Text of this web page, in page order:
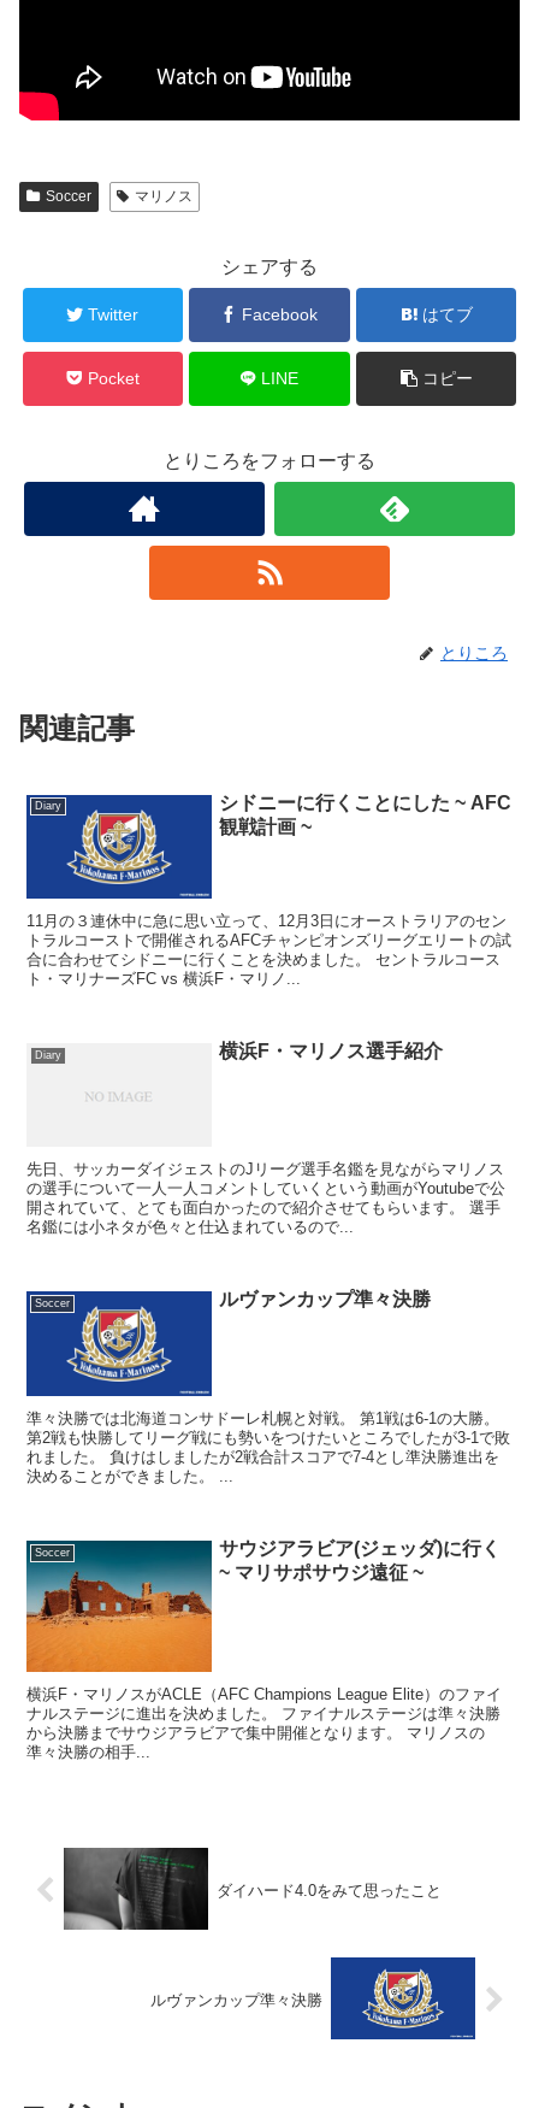
Soccer マリノス
シェアする
Twitter Facebook はてブ
Pocket LINE コピー
とりころをフォローする
とりころ
関連記事
Diary
シドニーに行くことにした ~ AFC
観戦計画 ~
11月の３連休中に急に思い立って、12月3日にオーストラリアのセン
トラルコーストで開催されるAFCチャンピオンズリーグエリートの試
合に合わせてシドニーに行くことを決めました。 セントラルコース
ト・マリナーズFC vs 横浜F・マリノ...
Diary 横浜F・マリノス選手紹介
先日、サッカーダイジェストのJリーグ選手名鑑を見ながらマリノス
の選手について一人一人コメントしていくという動画がYoutubeで公
開されていて、とても面白かったので紹介させてもらいます。 選手
名鑑には小ネタが色々と仕込まれているので...
Soccer ルヴァンカップ準々決勝
準々決勝では北海道コンサドーレ札幌と対戦。 第1戦は6-1の大勝。
第2戦も快勝してリーグ戦にも勢いをつけたいところでしたが3-1で敗
れました。 負けはしましたが2戦合計スコアで7-4とし準決勝進出を
決めることができました。 ...
Soccer
サウジアラビア(ジェッダ)に行く
~ マリサポサウジ遠征 ~
横浜F・マリノスがACLE（AFC Champions League Elite）のファイ
ナルステージに進出を決めました。 ファイナルステージは準々決勝
から決勝までサウジアラビアで集中開催となります。 マリノスの
準々決勝の相手...
ダイハード4.0をみて思ったこと
ルヴァンカップ準々決勝